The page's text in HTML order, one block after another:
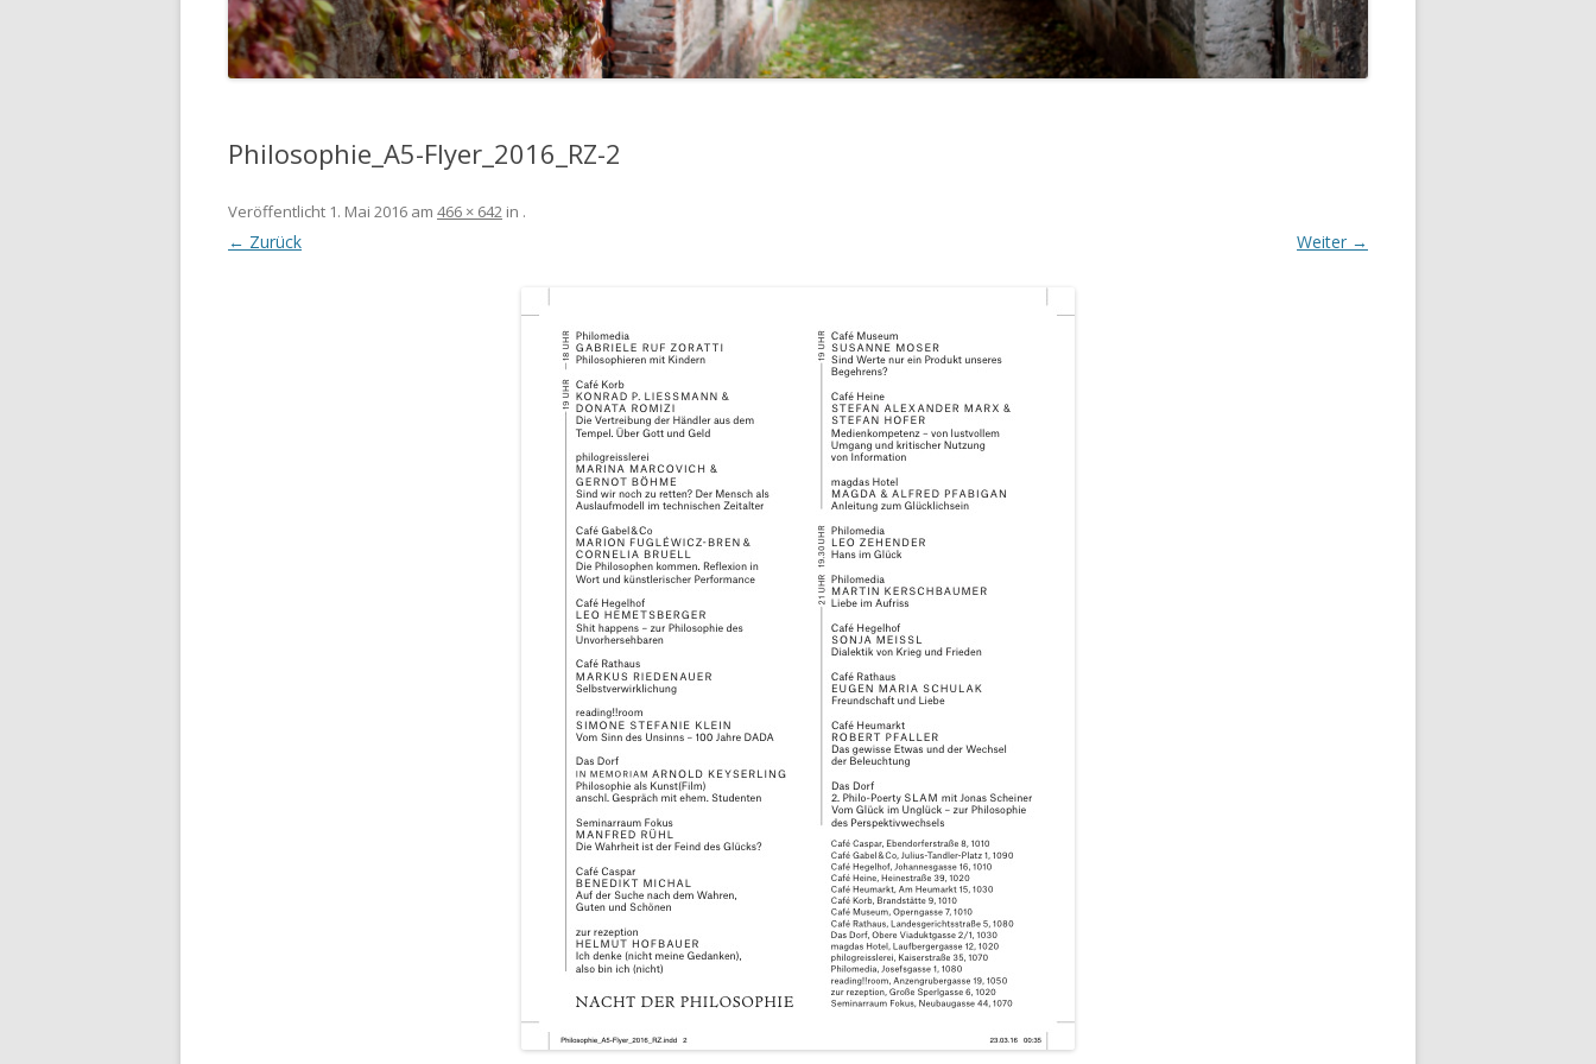
Philosophie_A5-Flyer_2016_RZ-2
Veröffentlicht 1. Mai 2016 am 466 × 642 in .
← Zurück Weiter →